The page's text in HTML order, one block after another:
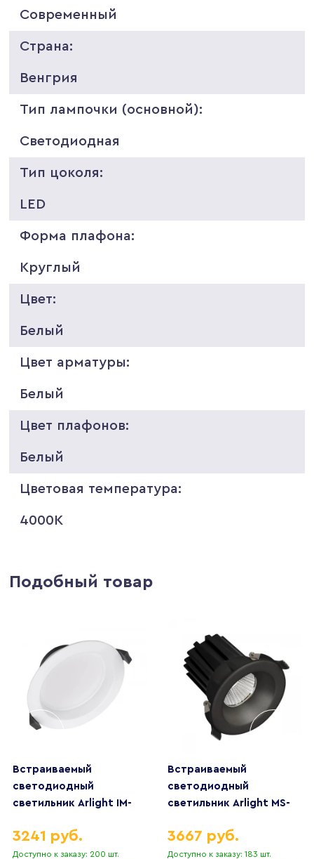
Современный
Страна:
Венгрия
Тип лампочки (основной):
Светодиодная
Тип цоколя:
LED
Форма плафона:
Круглый
Цвет:
Белый
Цвет арматуры:
Белый
Цвет плафонов:
Белый
Цветовая температура:
4000K
Подобный товар
Встраиваемый
светодиодный
светильник Arlight IM-
Day4000 023205(2)
Доступно к заказу: 200 шт.
3241 руб.
Встраиваемый
светодиодный
светильник Arlight MS-
Warm3000 044612
Доступно к заказу: 183 шт.
3667 руб.